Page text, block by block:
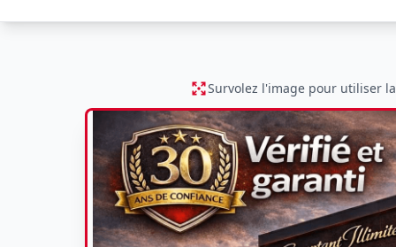
Survolez l'image pour utiliser